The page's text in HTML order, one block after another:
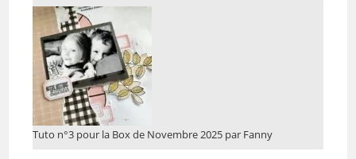
Tuto n°3 pour la Box de Novembre 2025 par Fanny